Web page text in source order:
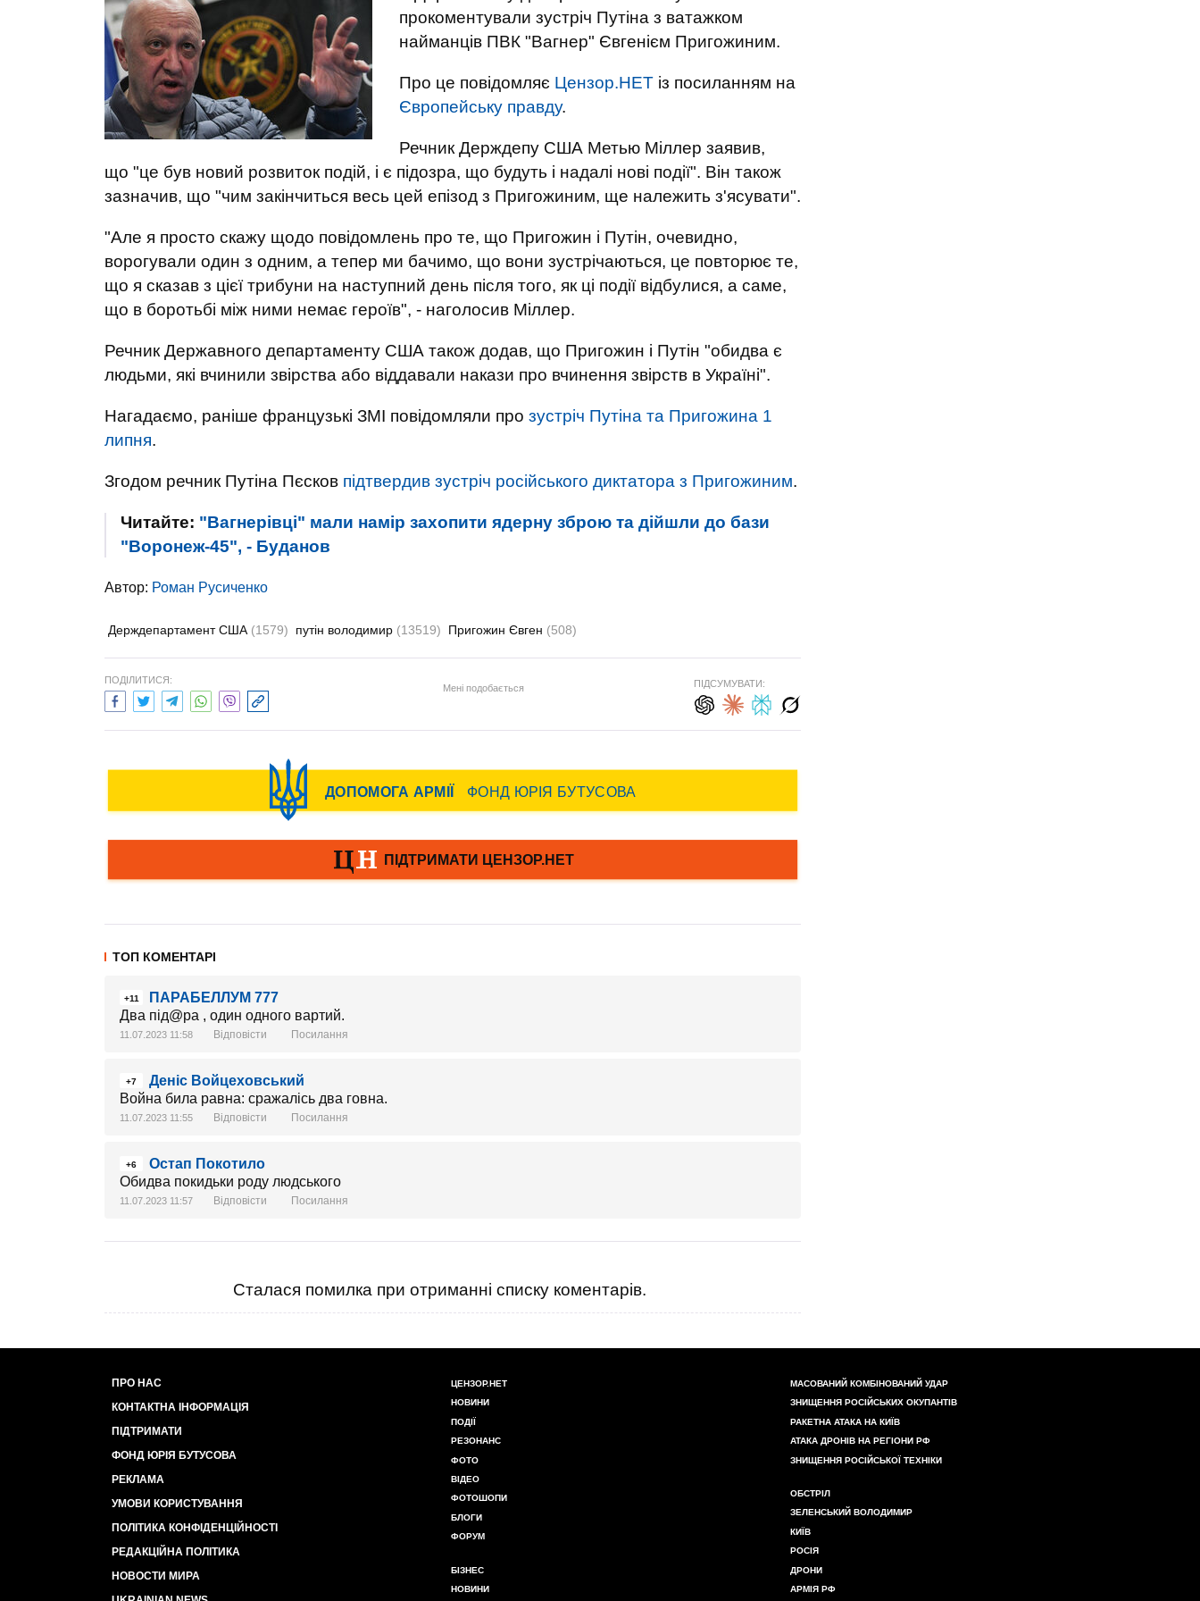
прокоментували зустріч Путіна з ватажком
найманців ПВК "Вагнер" Євгенієм Пригожиним.
Про це повідомляє Цензор.НЕТ із посиланням на
Європейську правду.
Речник Держдепу США Метью Міллер заявив,
що "це був новий розвиток подій, і є підозра, що будуть і надалі нові події". Він також
зазначив, що "чим закінчиться весь цей епізод з Пригожиним, ще належить з'ясувати".
"Але я просто скажу щодо повідомлень про те, що Пригожин і Путін, очевидно,
ворогували один з одним, а тепер ми бачимо, що вони зустрічаються, це повторює те,
що я сказав з цієї трибуни на наступний день після того, як ці події відбулися, а саме,
що в боротьбі між ними немає героїв", - наголосив Міллер.
Речник Державного департаменту США також додав, що Пригожин і Путін "обидва є
людьми, які вчинили звірства або віддавали накази про вчинення звірств в Україні".
Нагадаємо, раніше французькі ЗМІ повідомляли про зустріч Путіна та Пригожина 1
липня.
Згодом речник Путіна Пєсков підтвердив зустріч російського диктатора з Пригожиним.
Читайте: "Вагнерівці" мали намір захопити ядерну зброю та дійшли до бази
"Воронеж-45", - Буданов
Автор: Роман Русиченко
Держдепартамент США (1579) путін володимир (13519) Пригожин Євген (508)
ПОДІЛИТИСЯ:
Мені подобається ПІДСУМУВАТИ:
ТОП КОМЕНТАРІ
+11
ПАРАБЕЛЛУМ 777
Два під@ра , один одного вартий.
11.07.2023 11:58 Відповісти Посилання
+7
Деніс Войцеховський
Война била равна: сражалісь два говна.
11.07.2023 11:55 Відповісти Посилання
+6
Остап Покотило
Обидва покидьки роду людського
11.07.2023 11:57 Відповісти Посилання
Сталася помилка при отриманні списку коментарів.
ПРО НАС
КОНТАКТНА ІНФОРМАЦІЯ
ПІДТРИМАТИ
ФОНД ЮРІЯ БУТУСОВА
РЕКЛАМА
УМОВИ КОРИСТУВАННЯ
ПОЛІТИКА КОНФІДЕНЦІЙНОСТІ
РЕДАКЦІЙНА ПОЛІТИКА
НОВОСТИ МИРА
ЦЕНЗОР.НЕТ
НОВИНИ
ПОДІЇ
РЕЗОНАНС
ФОТО
ВІДЕО
ФОТОШОПИ
БЛОГИ
ФОРУМ
БІЗНЕС
НОВИНИ
МАСОВАНИЙ КОМБІНОВАНИЙ УДАР
ЗНИЩЕННЯ РОСІЙСЬКИХ ОКУПАНТІВ
РАКЕТНА АТАКА НА КИЇВ
АТАКА ДРОНІВ НА РЕГІОНИ РФ
ЗНИЩЕННЯ РОСІЙСЬКОЇ ТЕХНІКИ
ОБСТРІЛ
ЗЕЛЕНСЬКИЙ ВОЛОДИМИР
КИЇВ
РОСІЯ
ДРОНИ
АРМІЯ РФ